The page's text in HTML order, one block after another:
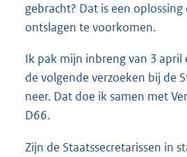
gebracht? Dat is een
ontslagen te voorkomen.
Ik pak mijn inbreng van 3 april
de volgende verzoeken bij de
neer. Dat doe ik samen met
D66.
Zijn de Staatssecretarissen in